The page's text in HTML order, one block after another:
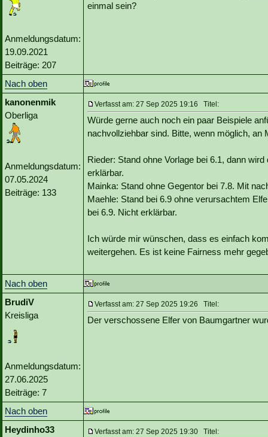
Anmeldungsdatum:
19.09.2021
Beiträge: 207
einmal sein?
Nach oben
kanonenmik
Oberliga
Anmeldungsdatum:
07.05.2024
Beiträge: 133
Verfasst am: 27 Sep 2025 19:16 Titel:
Würde gerne auch noch ein paar Beispiele
nachvollziehbar sind. Bitte, wenn möglich, an
Rieder: Stand ohne Vorlage bei 6.1, dann
erklärbar.
Mainka: Stand ohne Gegentor bei 7.8. Mit
Maehle: Stand bei 6.9 ohne verursachtem
bei 6.9. Nicht erklärbar.
Ich würde mir wünschen, dass es einfach
weitergehen. Es ist keine Fairness mehr
Nach oben
BrudiV
Kreisliga
Anmeldungsdatum:
27.06.2025
Beiträge: 7
Verfasst am: 27 Sep 2025 19:26 Titel:
Der verschossene Elfer von Baumgartner
Nach oben
Heydinho33
Verfasst am: 27 Sep 2025 19:30 Titel: